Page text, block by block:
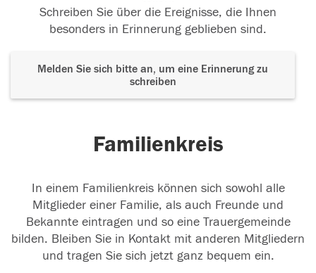
Schreiben Sie über die Ereignisse, die Ihnen
besonders in Erinnerung geblieben sind.
Melden Sie sich bitte an, um eine Erinnerung zu
schreiben
Familienkreis
In einem Familienkreis können sich sowohl alle
Mitglieder einer Familie, als auch Freunde und
Bekannte eintragen und so eine Trauergemeinde
bilden. Bleiben Sie in Kontakt mit anderen Mitgliedern
und tragen Sie sich jetzt ganz bequem ein.